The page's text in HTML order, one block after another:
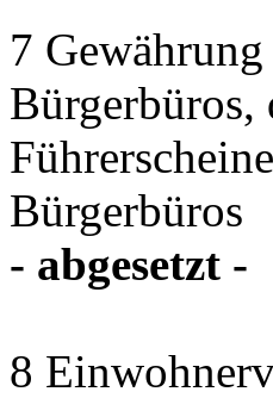
7
Bürgerbüros,
Bürgerbüros
- abgesetzt -
8